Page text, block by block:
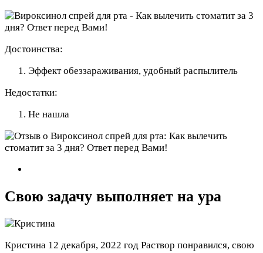
Достоинства:
Эффект обеззараживания, удобный распылитель
Недостатки:
Не нашла
Свою задачу выполняет на ура
Кристина 12 декабря, 2022 год Раствор понравился, свою